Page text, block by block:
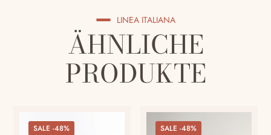
LINEA ITALIANA
ÄHNLICHE
PRODUKTE
SALE -48% SALE -48%